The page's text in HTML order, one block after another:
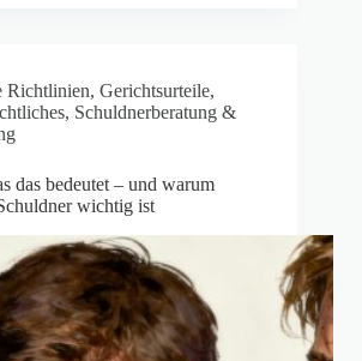
Richtlinien, Gerichtsurteile,
, Schuldnerberatung &
das bedeutet – und warum
wichtig ist